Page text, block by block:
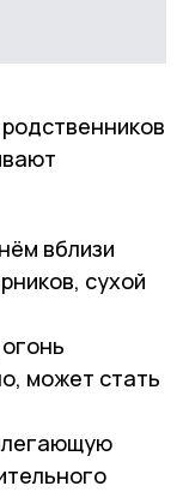
вблизи
сухой
может стать